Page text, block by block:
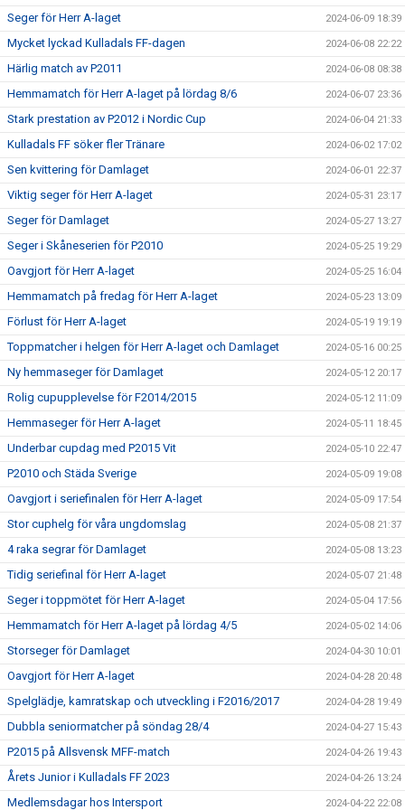
Seger för Herr A-laget 2024-06-09 18:39
Mycket lyckad Kulladals FF-dagen 2024-06-08 22:22
Härlig match av P2011 2024-06-08 08:38
Hemmamatch för Herr A-laget på lördag 8/6 2024-06-07 23:36
Stark prestation av P2012 i Nordic Cup 2024-06-04 21:33
Kulladals FF söker fler Tränare 2024-06-02 17:02
Sen kvittering för Damlaget 2024-06-01 22:37
Viktig seger för Herr A-laget 2024-05-31 23:17
Seger för Damlaget 2024-05-27 13:27
Seger i Skåneserien för P2010 2024-05-25 19:29
Oavgjort för Herr A-laget 2024-05-25 16:04
Hemmamatch på fredag för Herr A-laget 2024-05-23 13:09
Förlust för Herr A-laget 2024-05-19 19:19
Toppmatcher i helgen för Herr A-laget och Damlaget 2024-05-16 00:25
Ny hemmaseger för Damlaget 2024-05-12 20:17
Rolig cupupplevelse för F2014/2015 2024-05-12 11:09
Hemmaseger för Herr A-laget 2024-05-11 18:45
Underbar cupdag med P2015 Vit 2024-05-10 22:47
P2010 och Städa Sverige 2024-05-09 19:08
Oavgjort i seriefinalen för Herr A-laget 2024-05-09 17:54
Stor cuphelg för våra ungdomslag 2024-05-08 21:37
4 raka segrar för Damlaget 2024-05-08 13:23
Tidig seriefinal för Herr A-laget 2024-05-07 21:48
Seger i toppmötet för Herr A-laget 2024-05-04 17:56
Hemmamatch för Herr A-laget på lördag 4/5 2024-05-02 14:06
Storseger för Damlaget 2024-04-30 10:01
Oavgjort för Herr A-laget 2024-04-28 20:48
Spelglädje, kamratskap och utveckling i F2016/2017 2024-04-28 19:49
Dubbla seniormatcher på söndag 28/4 2024-04-27 15:43
P2015 på Allsvensk MFF-match 2024-04-26 19:43
Årets Junior i Kulladals FF 2023 2024-04-26 13:24
Medlemsdagar hos Intersport 2024-04-22 22:08